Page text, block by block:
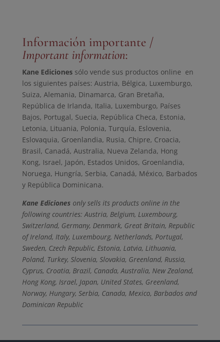
Información importante /
Important information:
Kane Edicionessólo vende sus productos online en
los siguientes países: Austria, Bélgica, Luxemburgo,
Suiza, Alemania, Dinamarca, Gran Bretaña,
República de Irlanda, Italia, Luxemburgo, Países
Bajos, Portugal, Suecia, República Checa, Estonia,
Letonia, Lituania, Polonia, Turquía, Eslovenia,
Eslovaquia, Groenlandia, Rusia, Chipre, Croacia,
Brasil, Canadá, Australia, Nueva Zelanda, Hong
Kong, Israel, Japón, Estados Unidos, Groenlandia,
Noruega, Hungría, Serbia, Canadá, México, Barbados
y República Dominicana.
Kane Ediciones only sells its products online in the
following countries: Austria, Belgium, Luxembourg,
Switzerland, Germany, Denmark, Great Britain, Republic
of Ireland, Italy, Luxembourg, Netherlands, Portugal,
Sweden, Czech Republic, Estonia, Latvia, Lithuania,
Poland, Turkey, Slovenia, Slovakia, Greenland, Russia,
Cyprus, Croatia, Brazil, Canada, Australia, New Zealand,
Hong Kong, Israel, Japan, United States, Greenland,
Norway, Hungary, Serbia, Canada, Mexico, Barbados and
Dominican Republic